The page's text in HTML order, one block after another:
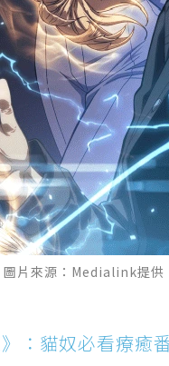
圖片來源：Medialink提供
：貓奴必看療癒